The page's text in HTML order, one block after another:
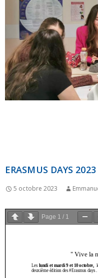
ERASMUS DAYS 2023
5 octobre 2023
Page 1 / 1